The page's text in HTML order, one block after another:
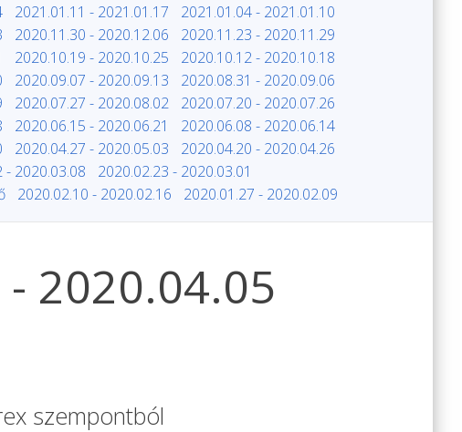
2021.01.11 - 2021.01.17
2021.01.04 - 2021.01.10
2020.11.30 - 2020.12.06
2020.11.23 - 2020.11.29
2020.10.19 - 2020.10.25
2020.10.12 - 2020.10.18
2020.09.07 - 2020.09.13
2020.08.31 - 2020.09.06
2020.07.27 - 2020.08.02
2020.07.20 - 2020.07.26
2020.06.15 - 2020.06.21
2020.06.08 - 2020.06.14
2020.04.27 - 2020.05.03
2020.04.20 - 2020.04.26
- 2020.03.08
2020.02.23 - 2020.03.01
2020.02.10 - 2020.02.16 2020.01.27 - 2020.02.09
2020.04.05
szempontból